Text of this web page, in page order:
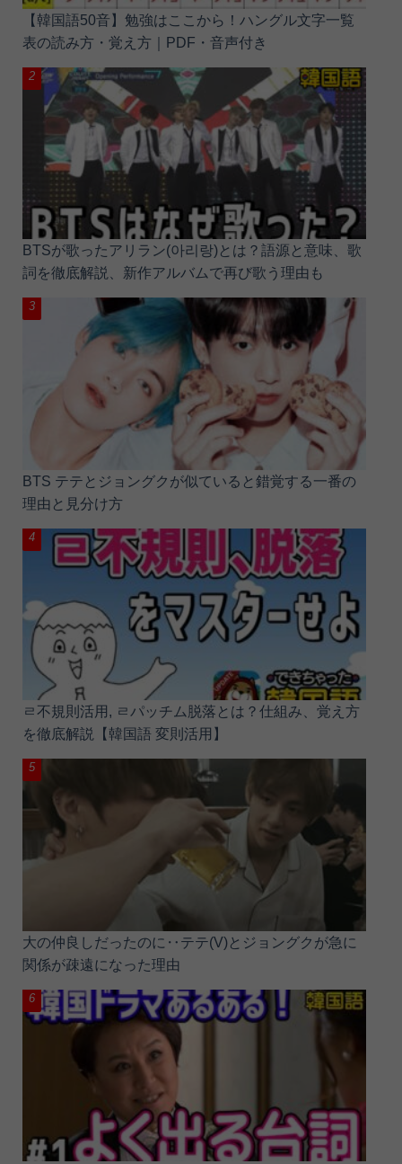
【韓国語50音】勉強はここから！ハングル文字一覧
表の読み方・覚え方｜PDF・音声付き
BTSが歌ったアリラン(아리랑)とは？語源と意味、歌
詞を徹底解説、新作アルバムで再び歌う理由も
BTS テテとジョングクが似ていると錯覚する一番の
理由と見分け方
ㄹ不規則活用, ㄹパッチム脱落とは？仕組み、覚え方
を徹底解説【韓国語 変則活用】
大の仲良しだったのに‥テテ(V)とジョングクが急に
関係が疎遠になった理由